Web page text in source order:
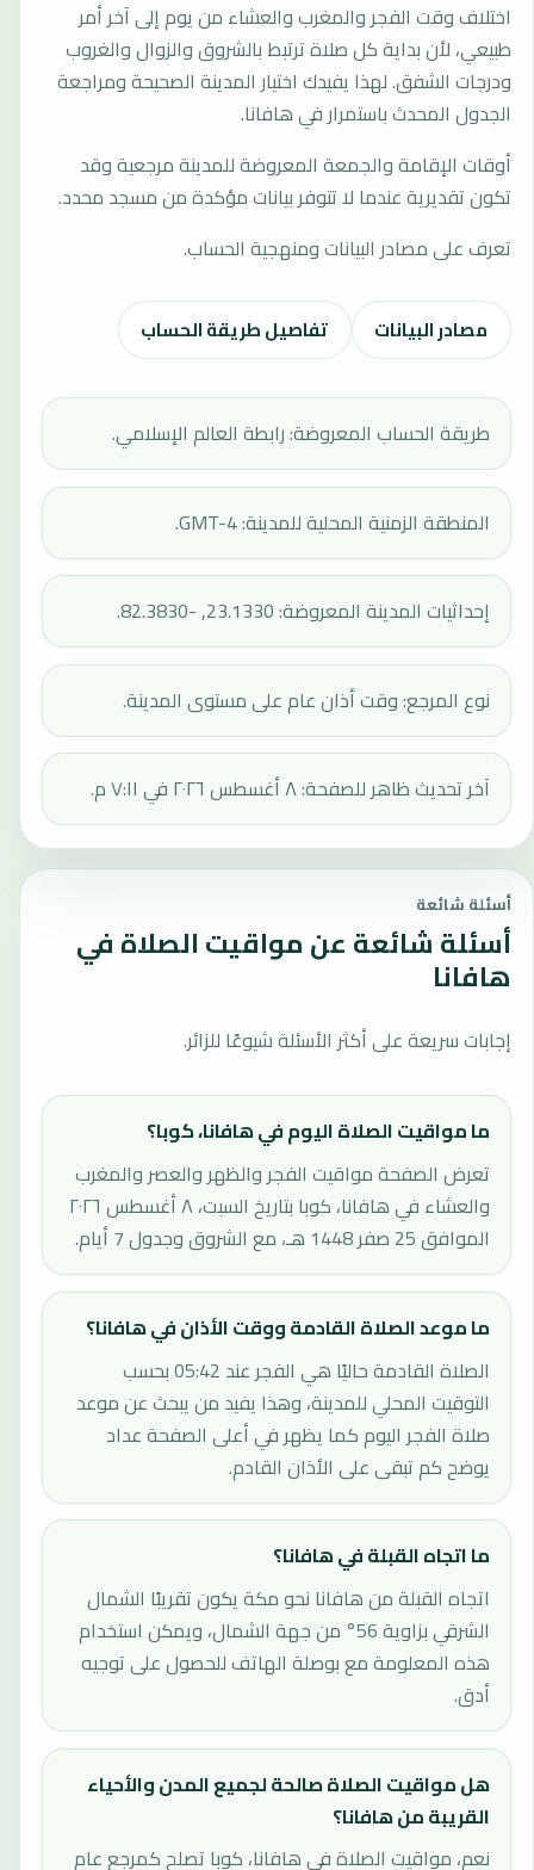
اختلاف وقت الفجر والمغرب والعشاء من يوم إلى آخر أمر
طبيعي، لأن بداية كل صلاة ترتبط بالشروق والزوال والغروب
ودرجات الشفق. لهذا يفيدك اختيار المدينة الصحيحة ومراجعة
الجدول المحدث باستمرار في هافانا.
أوقات الإقامة والجمعة المعروضة للمدينة مرجعية وقد
تكون تقديرية عندما لا تتوفر بيانات مؤكدة من مسجد محدد.
تعرف على مصادر البيانات ومنهجية الحساب.
مصادر البيانات تفاصيل طريقة الحساب
طريقة الحساب المعروضة: رابطة العالم الإسلامي.
المنطقة الزمنية المحلية للمدينة: GMT-4.
إحداثيات المدينة المعروضة: 23.1330, -82.3830.
نوع المرجع: وقت أذان عام على مستوى المدينة.
آخر تحديث ظاهر للصفحة: ٨ أغسطس ٢٠٢٦ في ٧:١١ م.
أسئلة شائعة
أسئلة شائعة عن مواقيت الصلاة في
هافانا
إجابات سريعة على أكثر الأسئلة شيوعًا للزائر.
ما مواقيت الصلاة اليوم في هافانا، كوبا؟
تعرض الصفحة مواقيت الفجر والظهر والعصر والمغرب
والعشاء في هافانا، كوبا بتاريخ السبت، ٨ أغسطس ٢٠٢٦
الموافق 25 صفر 1448 هـ، مع الشروق وجدول 7 أيام.
ما موعد الصلاة القادمة ووقت الأذان في هافانا؟
الصلاة القادمة حاليًا هي الفجر عند 05:42 بحسب
التوقيت المحلي للمدينة، وهذا يفيد من يبحث عن موعد
صلاة الفجر اليوم كما يظهر في أعلى الصفحة عداد
يوضح كم تبقى على الأذان القادم.
ما اتجاه القبلة في هافانا؟
اتجاه القبلة من هافانا نحو مكة يكون تقريبًا الشمال
الشرقي بزاوية 56° من جهة الشمال، ويمكن استخدام
هذه المعلومة مع بوصلة الهاتف للحصول على توجيه
أدق.
هل مواقيت الصلاة صالحة لجميع المدن والأحياء
القريبة من هافانا؟
نعم، مواقيت الصلاة في هافانا، كوبا تصلح كمرجع عام